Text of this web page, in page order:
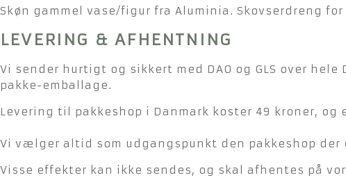
Skøn gammel vase/figur fra Aluminia. Skovserdreng
LEVERING & AFHENTNING
Vi sender hurtigt og sikkert med DAO og GLS over
pakke-emballage.
Levering til pakkeshop i Danmark koster 49 kroner,
Vi vælger altid som udgangspunkt den pakkeshop
Visse effekter kan ikke sendes, og skal afhentes på